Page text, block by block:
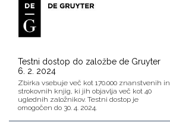
Testni dostop do založbe de Gruyter
6. 2. 2024
Zbirka vsebuje več kot 170.000 znanstvenih in
strokovnih knjig, ki jih objavlja več kot 40
uglednih založnikov. Testni dostop je
omogočen do 30. 4. 2024.